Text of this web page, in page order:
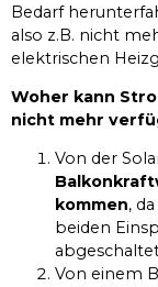
Bedarf
also z.B. nicht
elektrischen
Woher kann
nicht mehr
Von der
kommen,
beiden
Von einem